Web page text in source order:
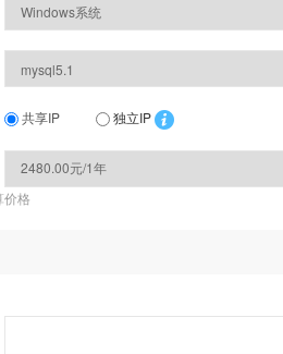
共享IP 独立IP
价格